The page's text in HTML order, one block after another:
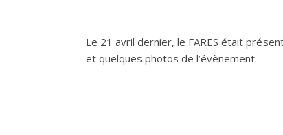
Le 21 avril dernier, le FARES était
et quelques photos de l’évènement.